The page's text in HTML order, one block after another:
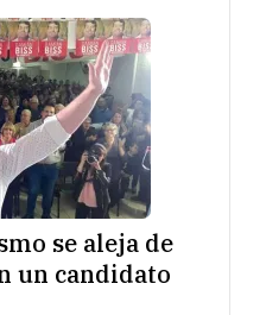
se aleja de
un candidato